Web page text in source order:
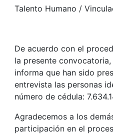
Talento Humano /
De acuerdo con el
la presente
informa que han sido
entrevista las personas
número de cédula:
Agradecemos a los
participación en el